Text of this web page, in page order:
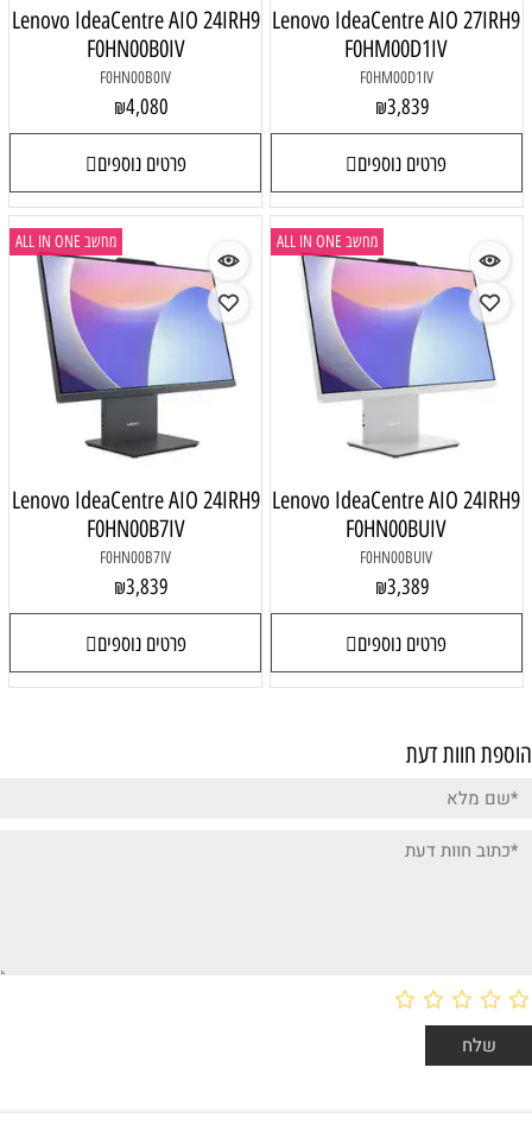
Lenovo IdeaCentre AIO 27IRH9
F0HM00D1IV
F0HM00D1IV
₪3,839
פרטים נוספים
Lenovo IdeaCentre AIO 24IRH9
F0HN00B0IV
F0HN00B0IV
₪4,080
פרטים נוספים
מחשב ALL IN ONE
Lenovo IdeaCentre AIO 24IRH9
F0HN00BUIV
F0HN00BUIV
₪3,389
פרטים נוספים
מחשב ALL IN ONE
Lenovo IdeaCentre AIO 24IRH9
F0HN00B7IV
F0HN00B7IV
₪3,839
פרטים נוספים
הוספת חוות דעת